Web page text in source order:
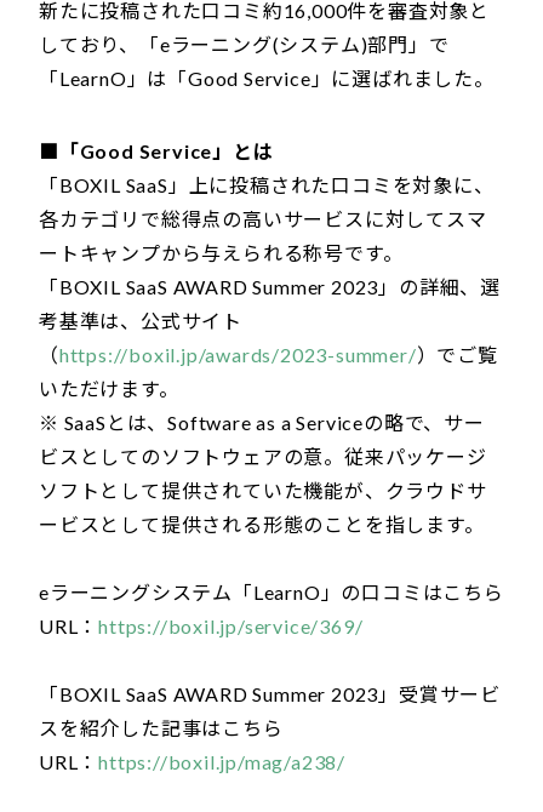
新たに投稿された口コミ約16,000件を審査対象と
しており、「eラーニング(システム)部門」で
「LearnO」は「Good Service」に選ばれました。
■「Good Service」とは
「BOXIL SaaS」上に投稿された口コミを対象に、
各カテゴリで総得点の高いサービスに対してスマ
ートキャンプから与えられる称号です。
「BOXIL SaaS AWARD Summer 2023」の詳細、選
考基準は、公式サイト
（https://boxil.jp/awards/2023-summer/）でご覧
いただけます。
※ SaaSとは、Software as a Serviceの略で、サー
ビスとしてのソフトウェアの意。従来パッケージ
ソフトとして提供されていた機能が、クラウドサ
ービスとして提供される形態のことを指します。
eラーニングシステム「LearnO」の口コミはこちら
URL：https://boxil.jp/service/369/
「BOXIL SaaS AWARD Summer 2023」受賞サービ
スを紹介した記事はこちら
URL：https://boxil.jp/mag/a238/